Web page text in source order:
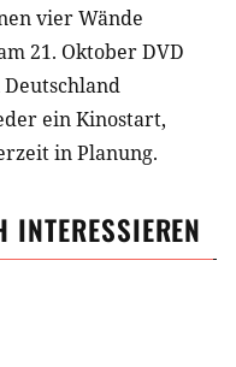
vier Wände
21. Oktober DVD
ein Kinostart,
in Planung.